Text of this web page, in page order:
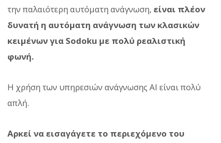
την παλαιότερη αυτόματη ανάγνωση, είναι πλέον
δυνατή η αυτόματη ανάγνωση των κλασικών
κειμένων για Sodoku με πολύ ρεαλιστική
φωνή.
Η χρήση των υπηρεσιών ανάγνωσης AI είναι πολύ
απλή.
Αρκεί να εισαγάγετε το περιεχόμενο του